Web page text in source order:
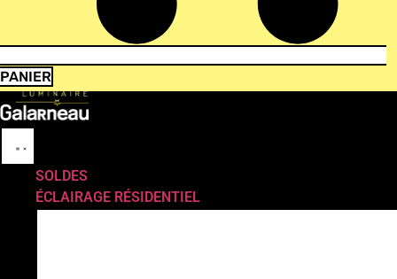
PANIER
SOLDES
ÉCLAIRAGE RÉSIDENTIEL